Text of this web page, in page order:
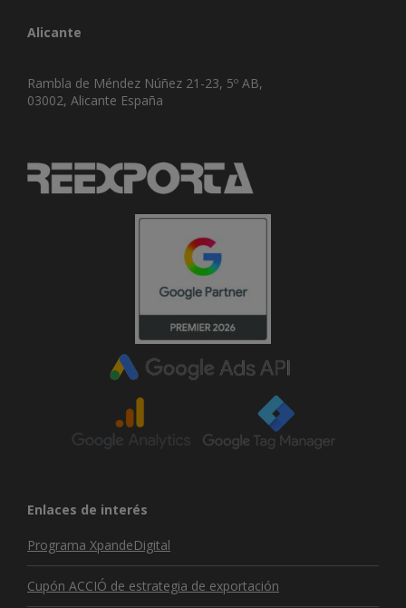
Alicante
Rambla de Méndez Núñez 21-23, 5º AB,
03002, Alicante España
Enlaces de interés
Programa XpandeDigital
Cupón ACCIÓ de estrategia de exportación